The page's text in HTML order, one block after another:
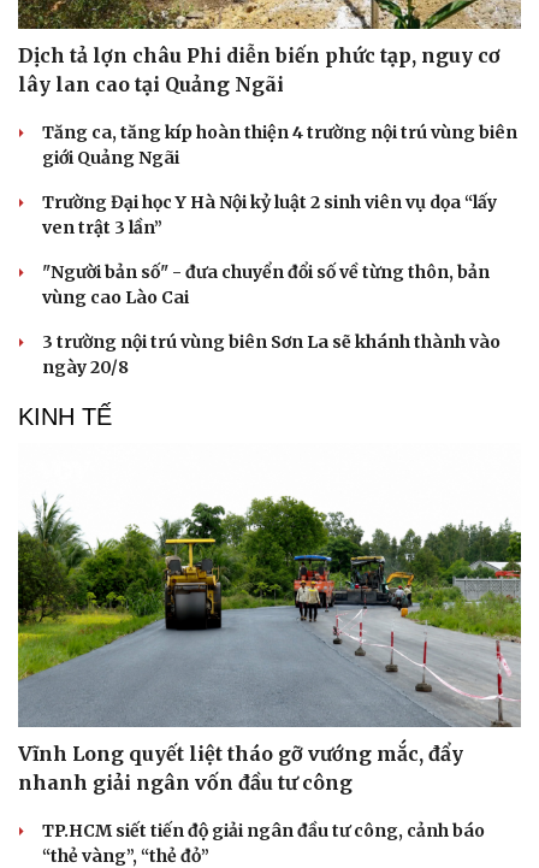
Cải chính
Dịch tả lợn châu Phi diễn biến phức tạp, nguy cơ
lây lan cao tại Quảng Ngãi
Tăng ca, tăng kíp hoàn thiện 4 trường nội trú vùng biên
giới Quảng Ngãi
Trường Đại học Y Hà Nội kỷ luật 2 sinh viên vụ dọa “lấy
ven trật 3 lần”
"Người bản số" - đưa chuyển đổi số về từng thôn, bản
vùng cao Lào Cai
3 trường nội trú vùng biên Sơn La sẽ khánh thành vào
ngày 20/8
KINH TẾ
Vĩnh Long quyết liệt tháo gỡ vướng mắc, đẩy
nhanh giải ngân vốn đầu tư công
TP.HCM siết tiến độ giải ngân đầu tư công, cảnh báo
“thẻ vàng”, “thẻ đỏ”